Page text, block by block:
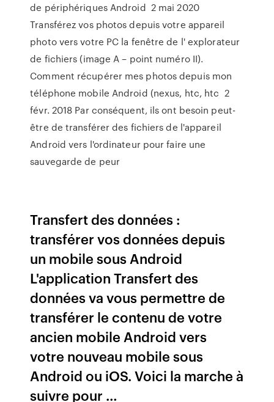
de périphériques Android 2 mai 2020
Transférez vos photos depuis votre appareil
photo vers votre PC la fenêtre de l' explorateur
de fichiers (image A – point numéro II).
Comment récupérer mes photos depuis mon
téléphone mobile Android (nexus, htc, htc 2
févr. 2018 Par conséquent, ils ont besoin peut-
être de transférer des fichiers de l'appareil
Android vers l'ordinateur pour faire une
sauvegarde de peur
Transfert des données :
transférer vos données depuis
un mobile sous Android
L'application Transfert des
données va vous permettre de
transférer le contenu de votre
ancien mobile Android vers
votre nouveau mobile sous
Android ou iOS. Voici la marche à
suivre pour …